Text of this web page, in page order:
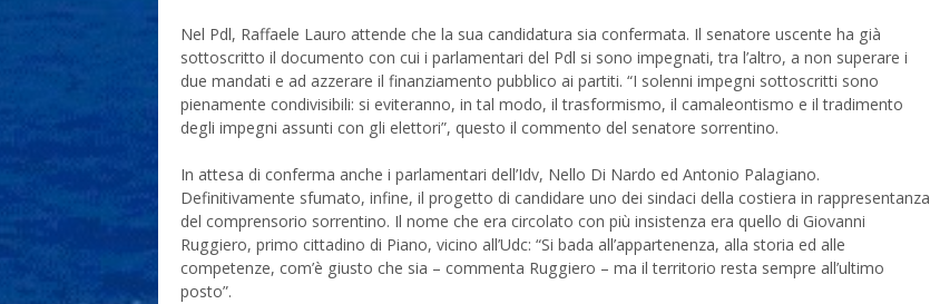
Nel Pdl, Raffaele Lauro attende che la sua candidatura sia confermata. Il senatore uscente ha già
sottoscritto il documento con cui i parlamentari del Pdl si sono impegnati, tra l’altro, a non superare i
due mandati e ad azzerare il finanziamento pubblico ai partiti. “I solenni impegni sottoscritti sono
pienamente condivisibili: si eviteranno, in tal modo, il trasformismo, il camaleontismo e il tradimento
degli impegni assunti con gli elettori”, questo il commento del senatore sorrentino.
In attesa di conferma anche i parlamentari dell’Idv, Nello Di Nardo ed Antonio Palagiano.
Definitivamente sfumato, infine, il progetto di candidare uno dei sindaci della costiera in rappresentanza
del comprensorio sorrentino. Il nome che era circolato con più insistenza era quello di Giovanni
Ruggiero, primo cittadino di Piano, vicino all’Udc: “Si bada all’appartenenza, alla storia ed alle
competenze, com’è giusto che sia – commenta Ruggiero – ma il territorio resta sempre all’ultimo
posto”.